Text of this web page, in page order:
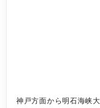
神戸方面から明石海峡